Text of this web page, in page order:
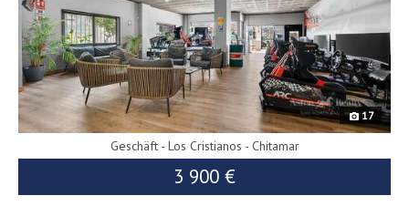
17
Geschäft - Los Cristianos - Chitamar
3 900 €